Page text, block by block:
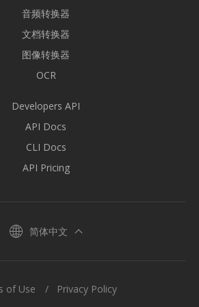
音频转换器
文档转换器
图像转换器
OCR
Developers API
API Docs
CLI Docs
API Pricing
简体中文
of Use Privacy Policy